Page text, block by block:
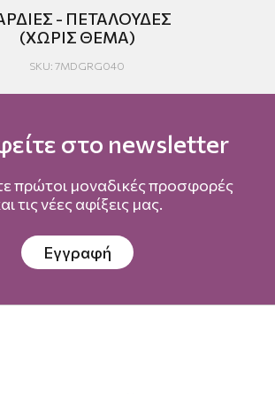
- ΠΕΤΑΛΟΥΔΕΣ
(ΧΩΡΙΣ ΘΕΜΑ)
SKU: 7MDGRG040
στο newsletter
πρώτοι μοναδικές προσφορές
τις νέες αφίξεις μας.
Εγγραφή